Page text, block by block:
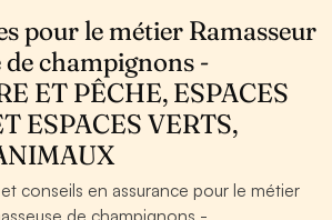
pour le métier Ramasseur
de champignons -
ET PÊCHE, ESPACES
ESPACES VERTS,
conseils en assurance pour le métier
de champignons -